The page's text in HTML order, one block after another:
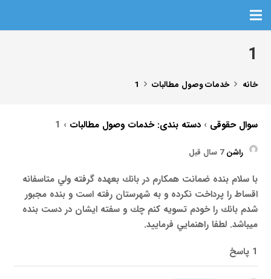
1
خانه خدمات وصول مطالبات 1
سوال حقوقی ›دسته بندی: خدمات وصول مطالبات ›
1
راشن7 سال قبل
با سلام بنده ضمانت همكارم در بانك بعهده گرفته ولي متاسفانه
اقساط را پرداخت نكرده و به شهرستان رفته است و بنده مجبور
شدم بانك را خودم تسويه كنم چك و سفته ايشان در دست بنده
ميباشد. لطفا راهنمايي فرماييد.
1 پاسخ